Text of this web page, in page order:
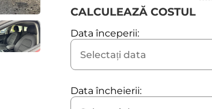
CALCULEAZĂ COSTUL
Data începerii:
Data încheierii: